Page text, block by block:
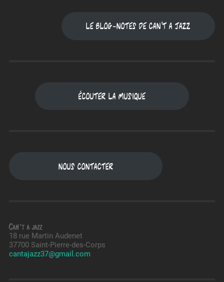
Le blog-notes de Can't a jazz
Écouter la musique
Nous contacter
Can't a jazz
18 rue Martin Audenet
37700 Saint-Pierre-des-Corps
cantajazz37@gmail.com